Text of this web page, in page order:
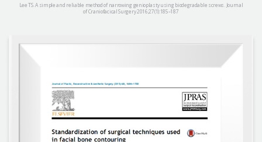
Lee TS. A simple and reliable method of narrowing genioplasty using biodegradable screws. Journal
of Craniofacical Surgery 2016;27(1):185–187